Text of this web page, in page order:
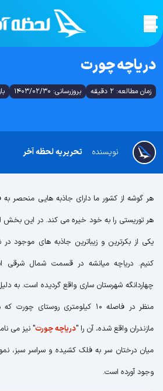
دریاچه چورت
زمان مطالعه: 2 دقیقه بروزرسانی: 1403/02/30
تحریریه لحظه آخر نویسنده
هر گوشه از کشور ما دارای جاذبه هایی منحصر
هر توریستی را به خود خیره می کند. در این
یکی از بکرترین و زیباترین جاذبه های موجود
کنیم. دریاچه میانشه در قسمت شمال شرقی
چهاردانگه شهرستان ساری واقع گردیده است. به
منظر در فاصله 10 کیلومتری
مازندران واقع شده، آن را "دریاچه چورت" نیز می
میان درختان سر به فلک کشیده و سراسر سبز،
وجود آورده است.